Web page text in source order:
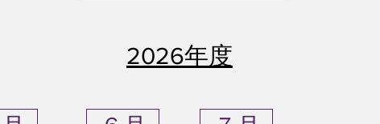
​2026年度